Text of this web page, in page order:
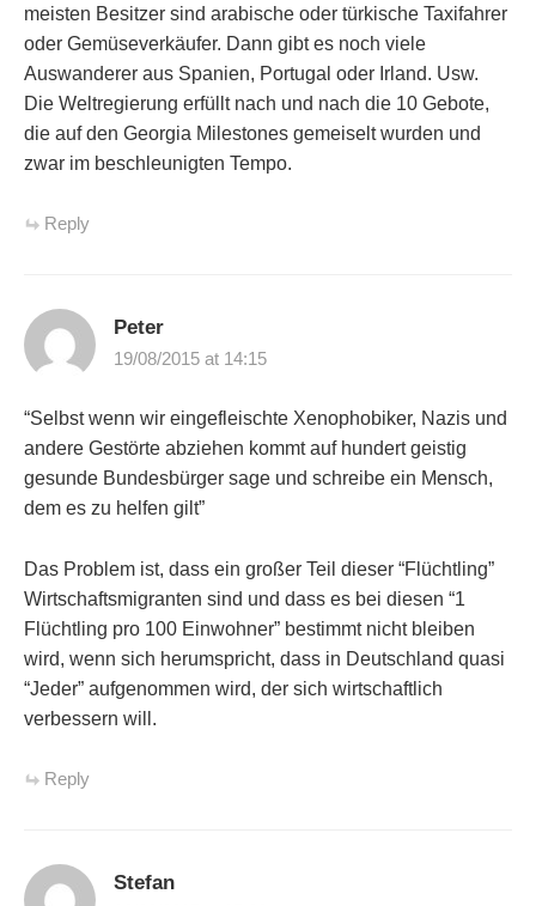
meisten Besitzer sind arabische oder türkische Taxifahrer
oder Gemüseverkäufer. Dann gibt es noch viele
Auswanderer aus Spanien, Portugal oder Irland. Usw.
Die Weltregierung erfüllt nach und nach die 10 Gebote,
die auf den Georgia Milestones gemeiselt wurden und
zwar im beschleunigten Tempo.
Reply
Peter
19/08/2015 at 14:15
“Selbst wenn wir eingefleischte Xenophobiker, Nazis und
andere Gestörte abziehen kommt auf hundert geistig
gesunde Bundesbürger sage und schreibe ein Mensch,
dem es zu helfen gilt”
Das Problem ist, dass ein großer Teil dieser “Flüchtling”
Wirtschaftsmigranten sind und dass es bei diesen “1
Flüchtling pro 100 Einwohner” bestimmt nicht bleiben
wird, wenn sich herumspricht, dass in Deutschland quasi
“Jeder” aufgenommen wird, der sich wirtschaftlich
verbessern will.
Reply
Stefan